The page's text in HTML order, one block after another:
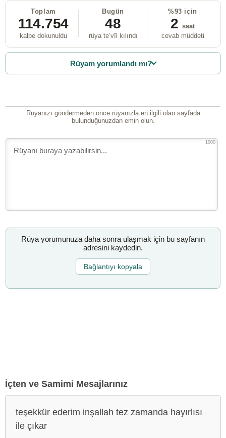
Toplam
114.754
kalbe dokunuldu
Bugün
48
rüya te’vîl kılındı
%93 için
2 saat
cevab müddeti
Rüyam yorumlandı mı?
Rüyanızı göndermeden önce rüyanızla en ilgili olan sayfada
bulunduğunuzdan emin olun.
1000
Rüya yorumunuza daha sonra ulaşmak için bu sayfanın
adresini kaydedin.
Bağlantıyı kopyala
İçten ve Samimi Mesajlarınız
teşekkür ederim inşallah tez zamanda hayırlısı
ile çıkar